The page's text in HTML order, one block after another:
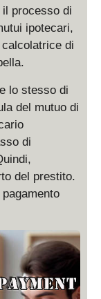
processo di
ipotecari,
di
lo stesso di
del mutuo di
di
del prestito.